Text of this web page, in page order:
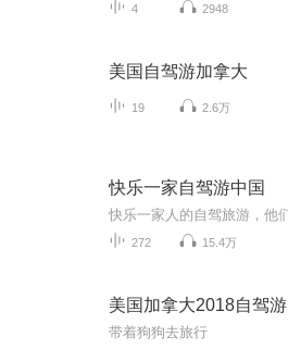
4 2948
美国自驾游加拿大
19 2.6万
快乐一家自驾游中国
272 15.4万
美国加拿大2018自驾游
带着狗狗去旅行